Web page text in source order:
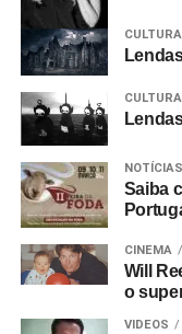
NOTÍCIAS
Saiba
CINEMA
Will
o
VIDEOS